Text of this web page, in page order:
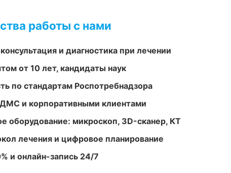
работы с нами
и диагностика при лечении
от 10 лет, кандидаты наук
по стандартам Роспотребнадзора
и корпоративными клиентами
оборудование: микроскоп, 3D-сканер, КТ
лечения и цифровое планирование
и онлайн-запись 24/7